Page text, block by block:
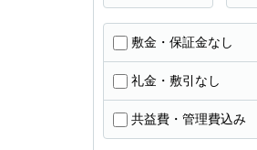
敷金・保証金なし
礼金・敷引なし
共益費・管理費込み